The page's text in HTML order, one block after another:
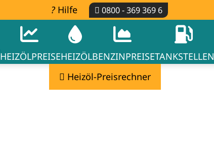
Hilfe 0800 - 369 369 6
HEIZÖLPREISEHEIZÖLBENZINPREISETANKSTELLEN
Heizöl-Preisrechner